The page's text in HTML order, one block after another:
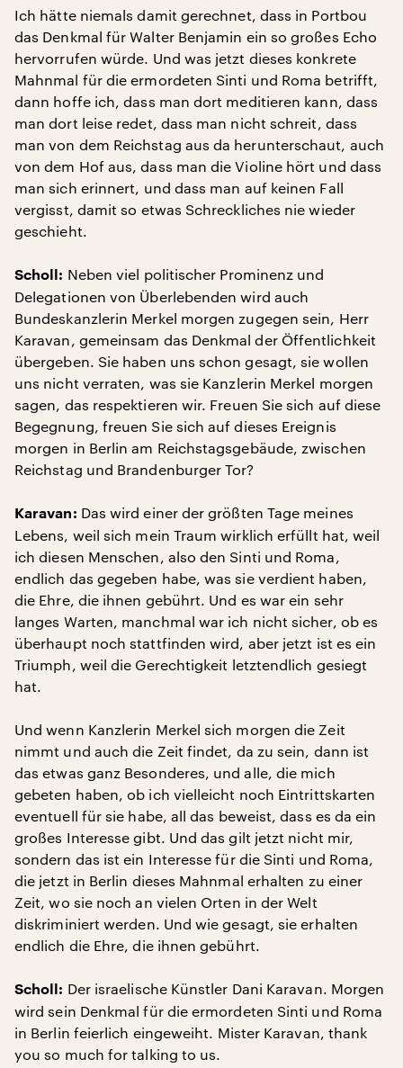
Ich hätte niemals damit gerechnet, dass in Portbou
das Denkmal für Walter Benjamin ein so großes Echo
hervorrufen würde. Und was jetzt dieses konkrete
Mahnmal für die ermordeten Sinti und Roma betrifft,
dann hoffe ich, dass man dort meditieren kann, dass
man dort leise redet, dass man nicht schreit, dass
man von dem Reichstag aus da herunterschaut, auch
von dem Hof aus, dass man die Violine hört und dass
man sich erinnert, und dass man auf keinen Fall
vergisst, damit so etwas Schreckliches nie wieder
geschieht.
Scholl: Neben viel politischer Prominenz und
Delegationen von Überlebenden wird auch
Bundeskanzlerin Merkel morgen zugegen sein, Herr
Karavan, gemeinsam das Denkmal der Öffentlichkeit
übergeben. Sie haben uns schon gesagt, sie wollen
uns nicht verraten, was sie Kanzlerin Merkel morgen
sagen, das respektieren wir. Freuen Sie sich auf diese
Begegnung, freuen Sie sich auf dieses Ereignis
morgen in Berlin am Reichstagsgebäude, zwischen
Reichstag und Brandenburger Tor?
Karavan: Das wird einer der größten Tage meines
Lebens, weil sich mein Traum wirklich erfüllt hat, weil
ich diesen Menschen, also den Sinti und Roma,
endlich das gegeben habe, was sie verdient haben,
die Ehre, die ihnen gebührt. Und es war ein sehr
langes Warten, manchmal war ich nicht sicher, ob es
überhaupt noch stattfinden wird, aber jetzt ist es ein
Triumph, weil die Gerechtigkeit letztendlich gesiegt
hat.
Und wenn Kanzlerin Merkel sich morgen die Zeit
nimmt und auch die Zeit findet, da zu sein, dann ist
das etwas ganz Besonderes, und alle, die mich
gebeten haben, ob ich vielleicht noch Eintrittskarten
eventuell für sie habe, all das beweist, dass es da ein
großes Interesse gibt. Und das gilt jetzt nicht mir,
sondern das ist ein Interesse für die Sinti und Roma,
die jetzt in Berlin dieses Mahnmal erhalten zu einer
Zeit, wo sie noch an vielen Orten in der Welt
diskriminiert werden. Und wie gesagt, sie erhalten
endlich die Ehre, die ihnen gebührt.
Scholl: Der israelische Künstler Dani Karavan. Morgen
wird sein Denkmal für die ermordeten Sinti und Roma
in Berlin feierlich eingeweiht. Mister Karavan, thank
you so much for talking to us.